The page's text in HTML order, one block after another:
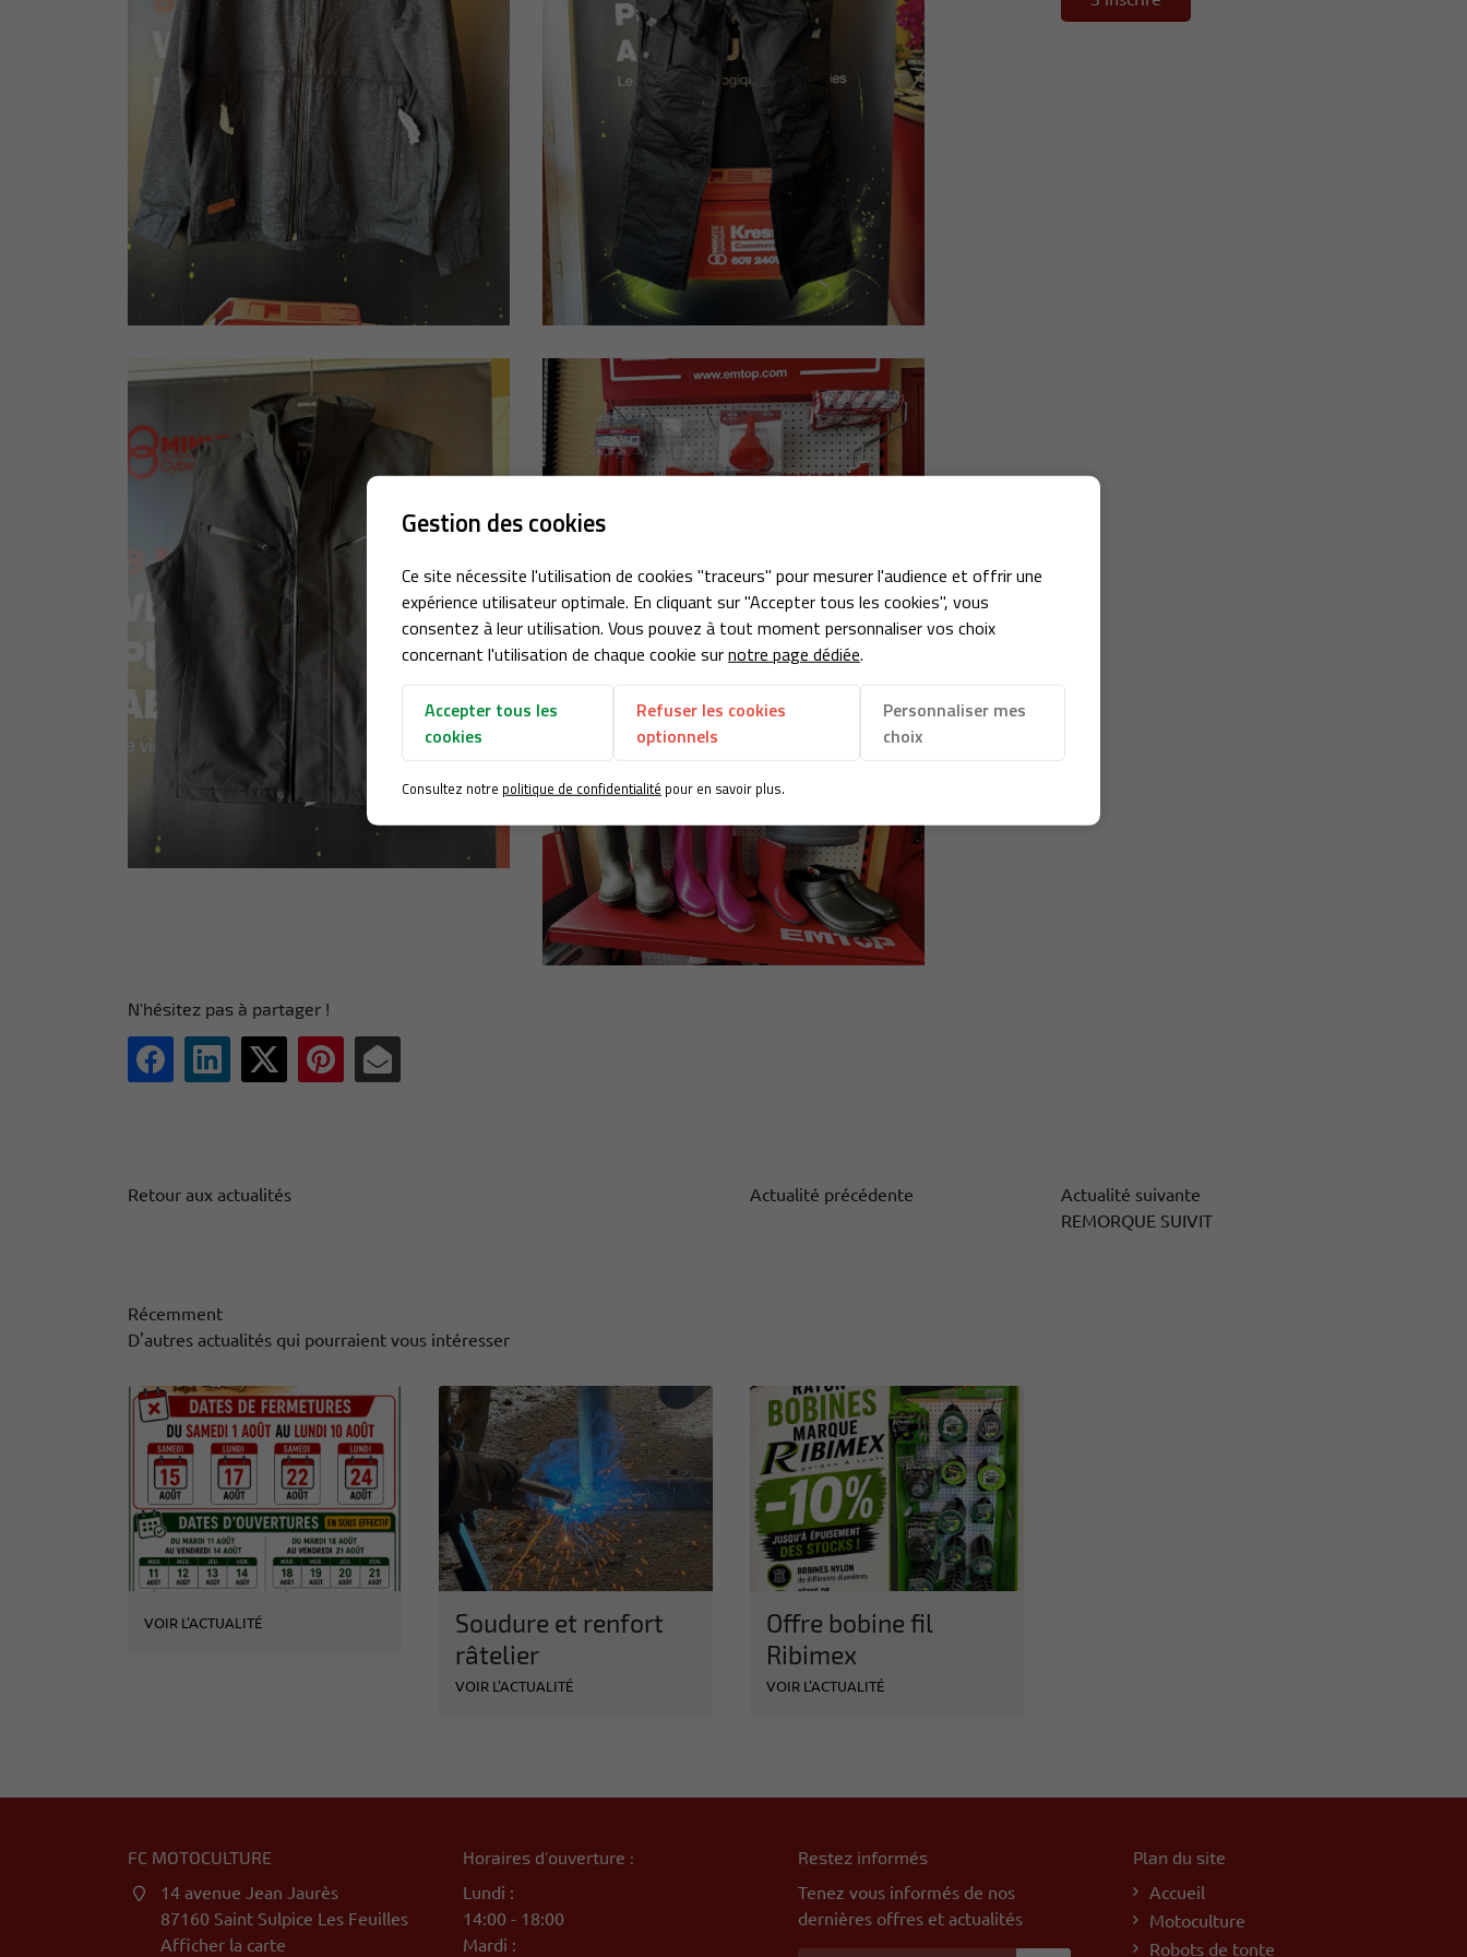
Gestion des cookies
Ce site nécessite l'utilisation de cookies "traceurs" pour mesurer l'audience et offrir une
expérience utilisateur optimale. En cliquant sur "Accepter tous les cookies", vous
consentez à leur utilisation. Vous pouvez à tout moment personnaliser vos choix
concernant l'utilisation de chaque cookie surnotre page dédiée.
Accepter tous les
cookies
Refuser les cookies
optionnels
Personnaliser mes
choix
Consultez notre politique de confidentialité pour en savoir plus.
N'hésitez pas à partager !
Retour aux actualités Actualité précédente
Actualité suivante
REMORQUE SUIVIT
Récemment
D'autres actualités qui pourraient vous intéresser
VOIR L'ACTUALITÉ
Soudure et renfort
râtelier
VOIR L'ACTUALITÉ
Offre bobine fil
Ribimex
VOIR L'ACTUALITÉ
FC MOTOCULTURE
14 avenue Jean Jaurès
87160 Saint Sulpice Les Feuilles
Afficher la carte
Horaires d'ouverture :
Lundi :
14:00 - 18:00
Mardi :
Restez informés
Tenez vous informés de nos
dernières offres et actualités
Plan du site
Accueil
Motoculture
Robots de tonte